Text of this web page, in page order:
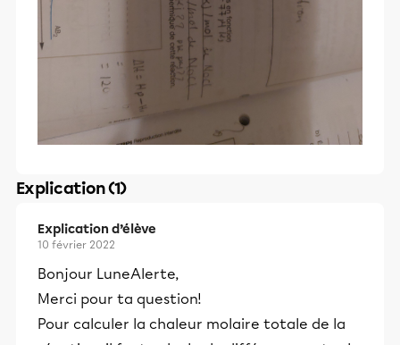
Explication (1)
Explication d’élève
10 février 2022
Bonjour LuneAlerte,
Merci pour ta question!
Pour calculer la chaleur molaire totale de la